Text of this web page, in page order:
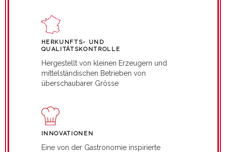
HERKUNFTS- UND
QUALITÄTSKONTROLLE
Hergestellt von kleinen Erzeugern und
mittelständischen Betrieben von
überschaubarer Grösse
INNOVATIONEN
Eine von der Gastronomie inspirierte